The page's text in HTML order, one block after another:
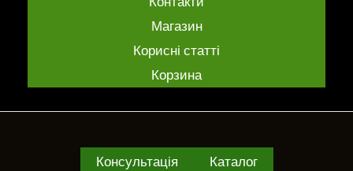
Магазин
Корисні статті
Корзина
Консультація Каталог